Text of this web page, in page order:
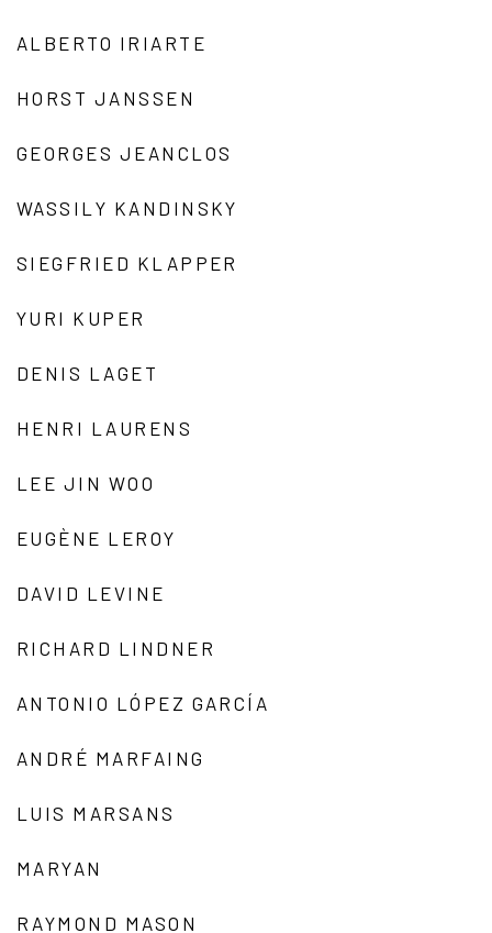
ALBERTO IRIARTE
HORST JANSSEN
GEORGES JEANCLOS
WASSILY KANDINSKY
SIEGFRIED KLAPPER
YURI KUPER
DENIS LAGET
HENRI LAURENS
LEE JIN WOO
EUGÈNE LEROY
DAVID LEVINE
RICHARD LINDNER
ANTONIO LÓPEZ GARCÍA
ANDRÉ MARFAING
LUIS MARSANS
MARYAN
RAYMOND MASON